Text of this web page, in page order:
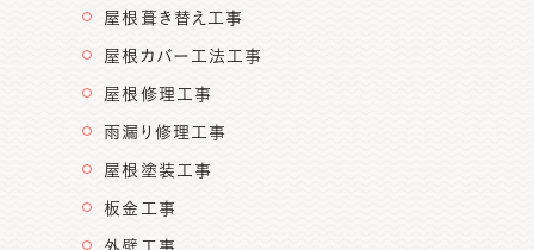
屋根葺き替え工事
屋根カバー工法工事
屋根修理工事
雨漏り修理工事
屋根塗装工事
板金工事
外壁工事